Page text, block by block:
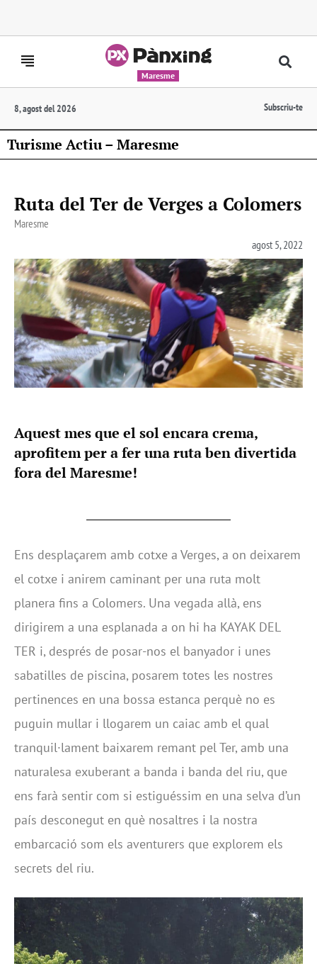
Maresme
8, agost del 2026 Subscriu-te
Turisme Actiu – Maresme
Ruta del Ter de Verges a Colomers
Maresme
agost 5, 2022
Aquest mes que el sol encara crema,
aprofitem per a fer una ruta ben divertida
fora del Maresme!
Ens desplaçarem amb cotxe a Verges, a on deixarem
el cotxe i anirem caminant per una ruta molt
planera fins a Colomers. Una vegada allà, ens
dirigirem a una esplanada a on hi ha KAYAK DEL
TER i, després de posar-nos el banyador i unes
sabatilles de piscina, posarem totes les nostres
pertinences en una bossa estanca perquè no es
puguin mullar i llogarem un caiac amb el qual
tranquil·lament baixarem remant pel Ter, amb una
naturalesa exuberant a banda i banda del riu, que
ens farà sentir com si estiguéssim en una selva d’un
país desconegut en què nosaltres i la nostra
embarcació som els aventurers que explorem els
secrets del riu.